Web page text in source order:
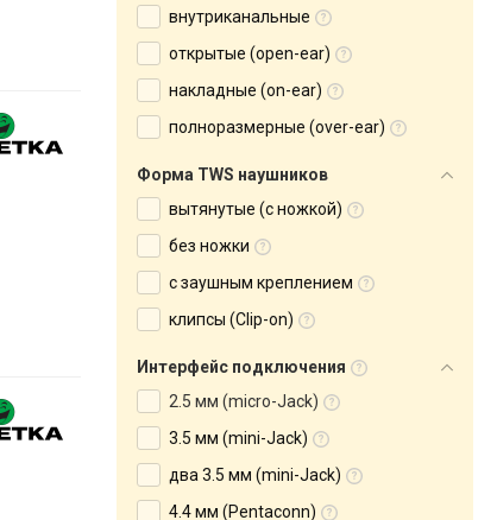
внутриканальные
открытые (open-ear)
накладные (on-ear)
полноразмерные (over-ear)
Форма TWS наушников
вытянутые (с ножкой)
без ножки
с заушным креплением
клипсы (Clip-on)
Интерфейс подключения
2.5 мм (micro-Jack)
3.5 мм (mini-Jack)
два 3.5 мм (mini-Jack)
4.4 мм (Pentaconn)